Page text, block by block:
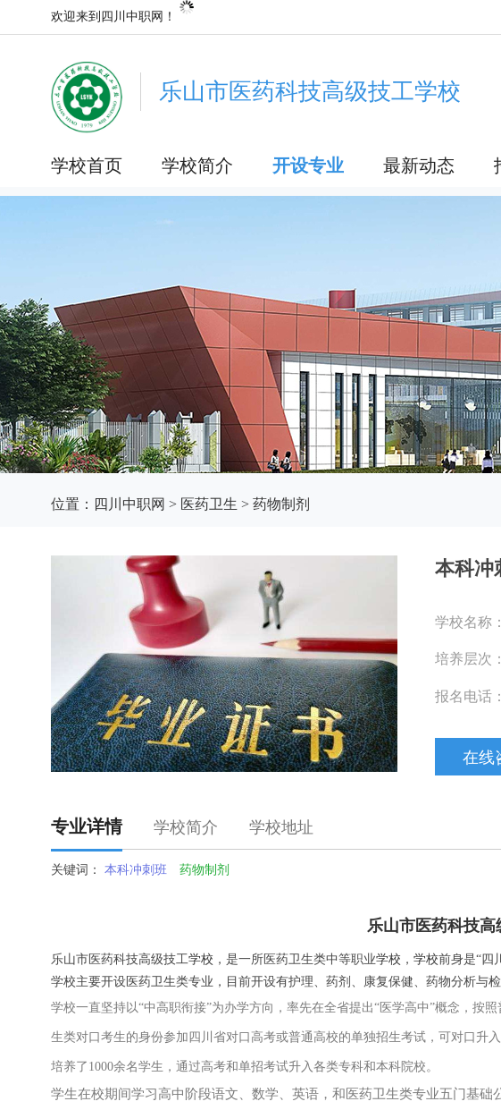
欢迎来到四川中职网！
乐山市医药科技高级技工学校
学校首页 学校简介 开设专业 最新动态
位置： 四川中职网 > 医药卫生 > 药物制剂
本科冲
学校名称：
培养层次：
报名电话：
在线
专业详情 学校简介 学校地址
关键词： 本科冲刺班 药物制剂
乐山市医药科技高
乐山市医药科技高级技工学校 ，是一所医药卫生类中等职业学校 ， 学校前身是“四
学校主要开设医药卫生类专业，目前开设有护理、药剂、康复保健、药物分析与检
学校一直坚持以“中高职衔接”为办学方向，率先在全省提出“医学高中”概念，
生类对口考生的身份参加四川省对口高考或普通高校的单独招生考试，可对口升
培养了1000余名学生，通过高考和单招考试升入各类专科和本科院校。
学生在校期间学习高中阶段语文、数学、英语，和医药卫生类专业五门基